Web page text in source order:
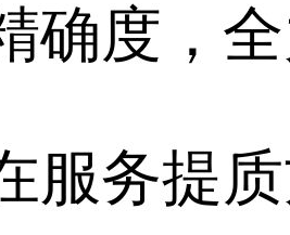
确度，
务提质